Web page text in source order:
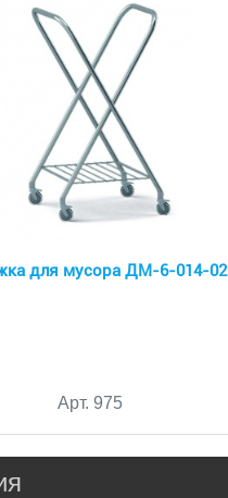
для мусора ДМ-6-014-02
Арт. 975